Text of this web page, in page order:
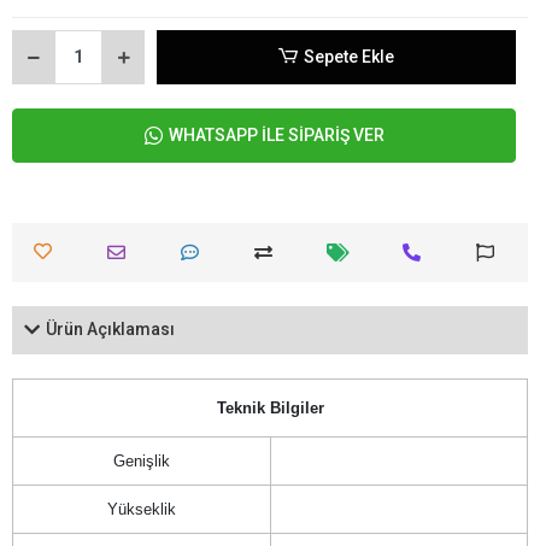
Sepete Ekle
WHATSAPP İLE SİPARİŞ VER
Ürün Açıklaması
Teknik Bilgiler
Genişlik
Yükseklik